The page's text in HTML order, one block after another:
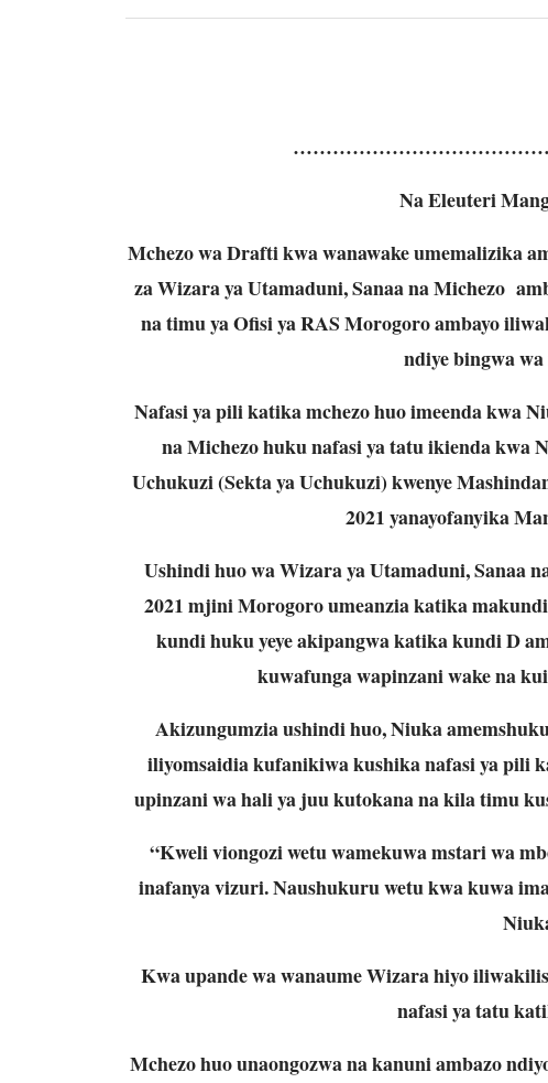
Na Eleuteri
Mchezo wa Drafti kwa wanawake umemalizika
za Wizara ya Utamaduni, Sanaa na Michezo
na timu ya Ofisi ya RAS Morogoro ambayo
ndiye bingwa
Nafasi ya pili katika mchezo huo imeenda kwa
na Michezo huku nafasi ya tatu ikienda kwa
Uchukuzi (Sekta ya Uchukuzi) kwenye
2021 yanayofanyika
Ushindi huo wa Wizara ya Utamaduni, Sanaa
2021 mjini Morogoro umeanzia katika
kundi huku yeye akipangwa katika kundi D
kuwafunga wapinzani wake na
Akizungumzia ushindi huo, Niuka
iliyomsaidia kufanikiwa kushika nafasi ya pili
upinzani wa hali ya juu kutokana na kila timu
“Kweli viongozi wetu wamekuwa mstari wa
inafanya vizuri. Naushukuru wetu kwa kuwa
Kwa upande wa wanaume Wizara hiyo
nafasi ya tatu
Mchezo huo unaongozwa na kanuni ambazo